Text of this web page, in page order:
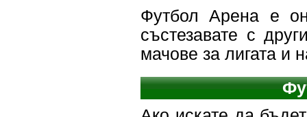
Футбол Арена е
състезавате с
мачове за лигата и